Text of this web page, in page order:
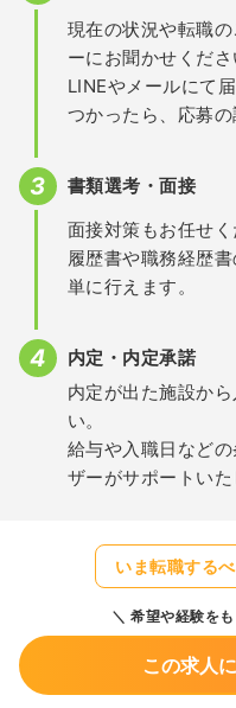
現在の状況や転職
ーにお聞かせくださ
LINEやメールにて
つかったら、応募の
書類選考・面接
面接対策もお任せく
履歴書や職務経歴
単に行えます。
内定・内定承諾
内定が出た施設か
い。
給与や入職日など
ザーがサポートいた
いま転職する
希望や経験を
この求人